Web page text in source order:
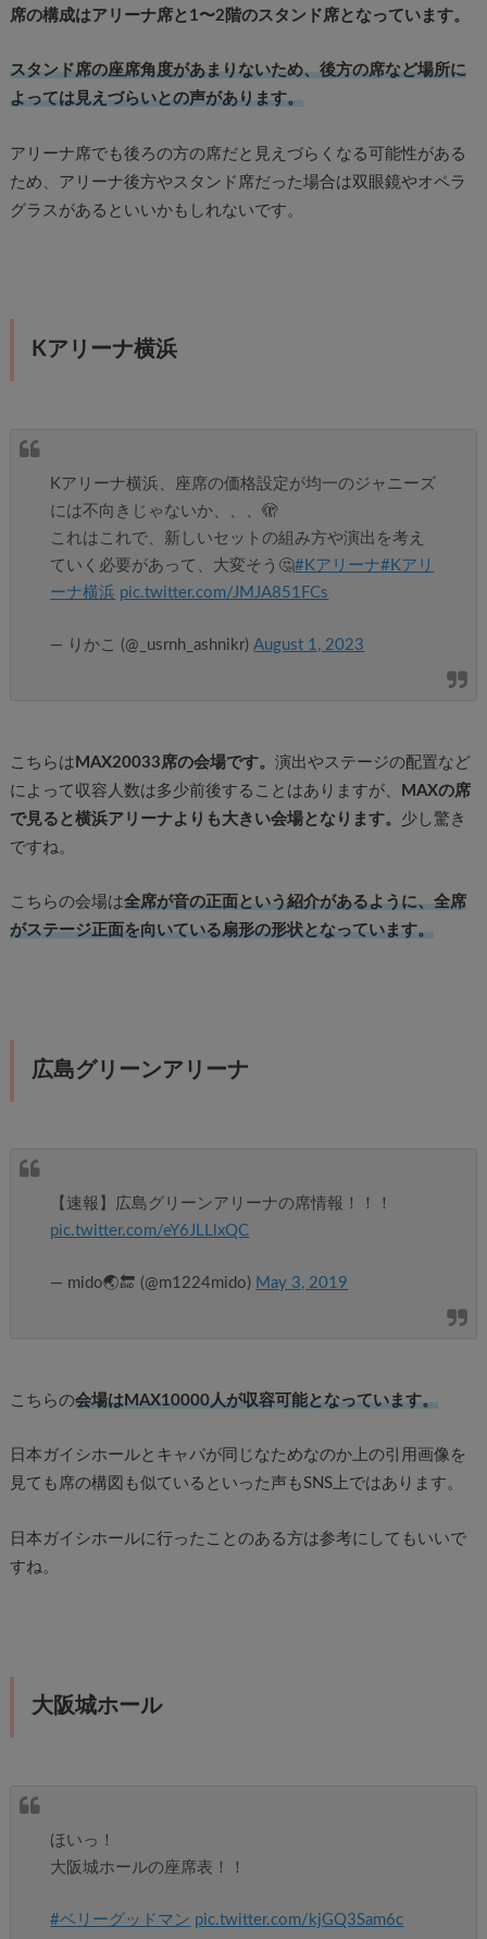
席の構成はアリーナ席と1〜2階のスタンド席となっています。
スタンド席の座席角度があまりないため、後方の席など場所に
よっては見えづらいとの声があります。
アリーナ席でも後ろの方の席だと見えづらくなる可能性がある
ため、アリーナ後方やスタンド席だった場合は双眼鏡やオペラ
グラスがあるといいかもしれないです。
Kアリーナ横浜
Kアリーナ横浜、座席の価格設定が均一のジャニーズ
には不向きじゃないか、、、🫣
これはこれで、新しいセットの組み方や演出を考え
ていく必要があって、大変そう🤔#Kアリーナ#Kアリ
ーナ横浜 pic.twitter.com/JMJA851FCs
— りかこ (@_usrnh_ashnikr)August 1, 2023
こちらは MAX20033席の会場です。 演出やステージの配置など
によって収容人数は多少前後することはありますが、
MAXの席
で見ると横浜アリーナよりも大きい会場となります。 少し驚き
ですね。
こちらの会場は全席が音の正面という紹介があるように、全席
がステージ正面を向いている扇形の形状となっています。
広島グリーンアリーナ
【速報】広島グリーンアリーナの席情報！！！
pic.twitter.com/eY6JLLlxQC
— mido🌏🔚 (@m1224mido) May 3, 2019
こちらの会場はMAX10000人が収容可能となっています。
日本ガイシホールとキャパが同じなためなのか上の引用画像を
見ても席の構図も似ているといった声もSNS上ではあります。
日本ガイシホールに行ったことのある方は参考にしてもいいで
すね。
大阪城ホール
ほいっ！
大阪城ホールの座席表！！
#ベリーグッドマン pic.twitter.com/kjGQ3Sam6c